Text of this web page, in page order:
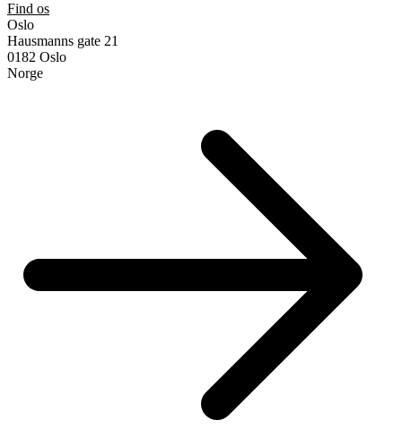
Find os
Oslo
Hausmanns gate 21
0182 Oslo
Norge